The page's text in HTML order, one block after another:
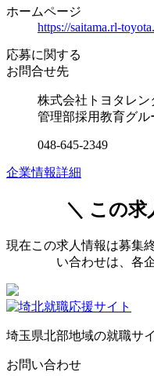
ホームページ
https://saitama.rl-
応募に関する
お問合せ先
株式会社トヨタレン
管理部採用教育グ
048-645-2349
企業情報詳細
＼ この求
現在この求人情報は募集
い合わせは、各
埼玉県北部地域の就職サ
お問い合わせ